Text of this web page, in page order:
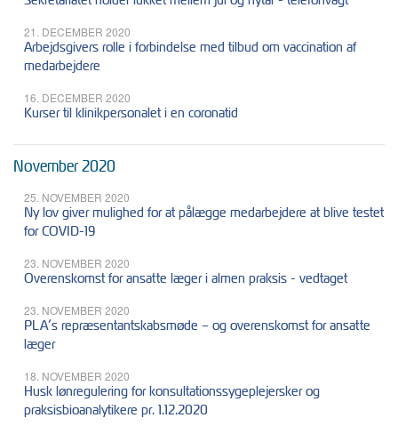
21. DECEMBER 2020
Arbejdsgivers rolle i forbindelse med tilbud om vaccination af
medarbejdere
16. DECEMBER 2020
Kurser til klinikpersonalet i en coronatid
November 2020
25. NOVEMBER 2020
Ny lov giver mulighed for at pålægge medarbejdere at blive testet
for COVID-19
23. NOVEMBER 2020
Overenskomst for ansatte læger i almen praksis - vedtaget
23. NOVEMBER 2020
PLA’s repræsentantskabsmøde – og overenskomst for ansatte
læger
18. NOVEMBER 2020
Husk lønregulering for konsultationssygeplejersker og
praksisbioanalytikere pr. 1.12.2020